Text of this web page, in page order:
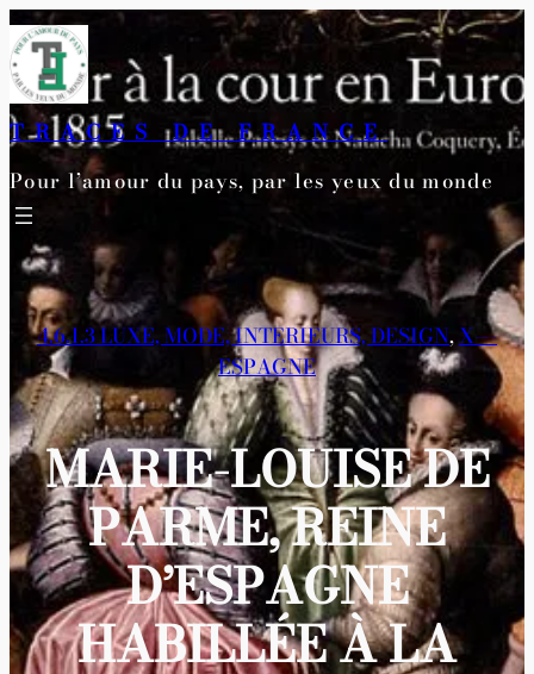
Aller
au
contenu
TRACES DE FRANCE
Pour l’amour du pays, par les yeux du monde
4.6.1.3 LUXE, MODE, INTERIEURS, DESIGN, X—-
ESPAGNE
MARIE-LOUISE DE
PARME, REINE
D’ESPAGNE
HABILLÉE À LA